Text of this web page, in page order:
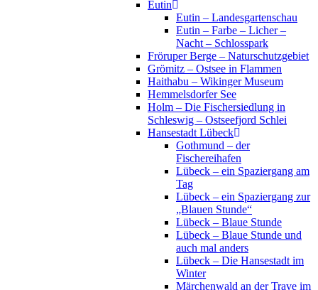
Eutin
Eutin – Landesgartenschau
Eutin – Farbe – Licher –
Nacht – Schlosspark
Fröruper Berge – Naturschutzgebiet
Grömitz – Ostsee in Flammen
Haithabu – Wikinger Museum
Hemmelsdorfer See
Holm – Die Fischersiedlung in
Schleswig – Ostseefjord Schlei
Hansestadt Lübeck
Gothmund – der
Fischereihafen
Lübeck – ein Spaziergang am
Tag
Lübeck – ein Spaziergang zur
„Blauen Stunde“
Lübeck – Blaue Stunde
Lübeck – Blaue Stunde und
auch mal anders
Lübeck – Die Hansestadt im
Winter
Märchenwald an der Trave im